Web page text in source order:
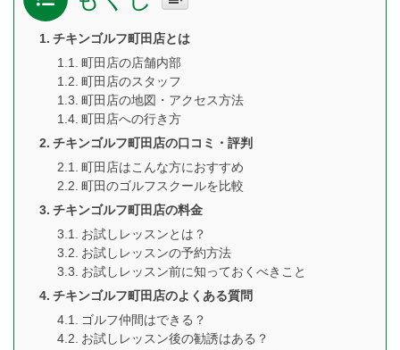
チキンゴルフ町田店とは
町田店の店舗内部
町田店のスタッフ
町田店の地図・アクセス方法
町田店への行き方
チキンゴルフ町田店の口コミ・評判
町田店はこんな方におすすめ
町田のゴルフスクールを比較
チキンゴルフ町田店の料金
お試しレッスンとは？
お試しレッスンの予約方法
お試しレッスン前に知っておくべきこと
チキンゴルフ町田店のよくある質問
ゴルフ仲間はできる？
お試しレッスン後の勧誘はある？